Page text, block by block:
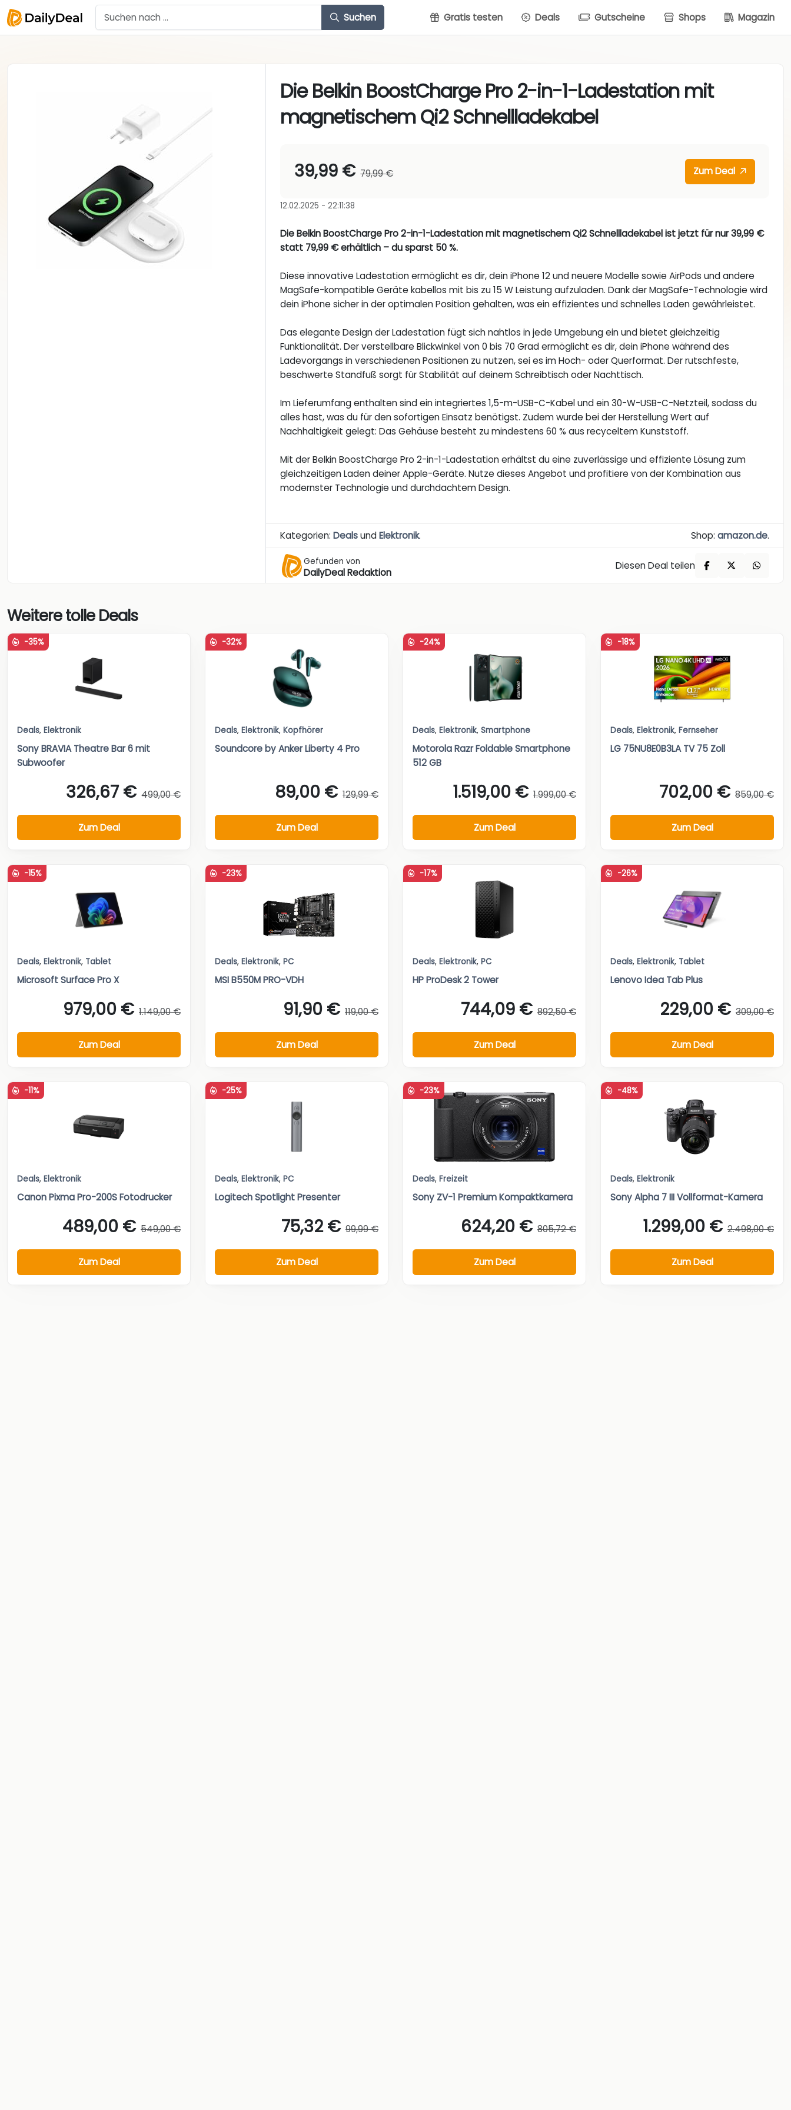
Suchen Gratis testen Deals Gutscheine Shops Magazin
Die Belkin BoostCharge Pro 2-in-1-Ladestation mit
magnetischem Qi2 Schnellladekabel
39,99 € 79,99 € Zum Deal
12.02.2025 - 22:11:38
Die Belkin BoostCharge Pro 2-in-1-Ladestation mit magnetischem Qi2 Schnellladekabel ist jetzt für nur 39,99 €
statt 79,99 € erhältlich – du sparst 50 %.
Diese innovative Ladestation ermöglicht es dir, dein iPhone 12 und neuere Modelle sowie AirPods und andere
MagSafe-kompatible Geräte kabellos mit bis zu 15 W Leistung aufzuladen. Dank der MagSafe-Technologie wird
dein iPhone sicher in der optimalen Position gehalten, was ein effizientes und schnelles Laden gewährleistet.
Das elegante Design der Ladestation fügt sich nahtlos in jede Umgebung ein und bietet gleichzeitig
Funktionalität. Der verstellbare Blickwinkel von 0 bis 70 Grad ermöglicht es dir, dein iPhone während des
Ladevorgangs in verschiedenen Positionen zu nutzen, sei es im Hoch- oder Querformat. Der rutschfeste,
beschwerte Standfuß sorgt für Stabilität auf deinem Schreibtisch oder Nachttisch.
Im Lieferumfang enthalten sind ein integriertes 1,5-m-USB-C-Kabel und ein 30-W-USB-C-Netzteil, sodass du
alles hast, was du für den sofortigen Einsatz benötigst. Zudem wurde bei der Herstellung Wert auf
Nachhaltigkeit gelegt: Das Gehäuse besteht zu mindestens 60 % aus recyceltem Kunststoff.
Mit der Belkin BoostCharge Pro 2-in-1-Ladestation erhältst du eine zuverlässige und effiziente Lösung zum
gleichzeitigen Laden deiner Apple-Geräte. Nutze dieses Angebot und profitiere von der Kombination aus
modernster Technologie und durchdachtem Design.
Kategorien:DealsundElektronik. Shop: amazon.de.
Gefunden von
DailyDeal Redaktion
Diesen Deal teilen
Weitere tolle Deals
-35%
Deals, Elektronik
Sony BRAVIA Theatre Bar 6 mit
Subwoofer
326,67 € 499,00 €
Zum Deal
-32%
Deals, Elektronik, Kopfhörer
Soundcore by Anker Liberty 4 Pro
89,00 € 129,99 €
Zum Deal
-24%
Deals, Elektronik, Smartphone
Motorola Razr Foldable Smartphone
512 GB
1.519,00 € 1.999,00 €
Zum Deal
-18%
Deals, Elektronik, Fernseher
LG 75NU8E0B3LA TV 75 Zoll
702,00 € 859,00 €
Zum Deal
-15%
Deals, Elektronik, Tablet
Microsoft Surface Pro X
979,00 € 1.149,00 €
Zum Deal
-23%
Deals, Elektronik, PC
MSI B550M PRO-VDH
91,90 € 119,00 €
Zum Deal
-17%
Deals, Elektronik, PC
HP ProDesk 2 Tower
744,09 € 892,50 €
Zum Deal
-26%
Deals, Elektronik, Tablet
Lenovo Idea Tab Plus
229,00 € 309,00 €
Zum Deal
-11%
Deals, Elektronik
Canon Pixma Pro-200S Fotodrucker
489,00 € 549,00 €
Zum Deal
-25%
Deals, Elektronik, PC
Logitech Spotlight Presenter
75,32 € 99,99 €
Zum Deal
-23%
Deals, Freizeit
Sony ZV-1 Premium Kompaktkamera
624,20 € 805,72 €
Zum Deal
-48%
Deals, Elektronik
Sony Alpha 7 III Vollformat-Kamera
1.299,00 € 2.498,00 €
Zum Deal